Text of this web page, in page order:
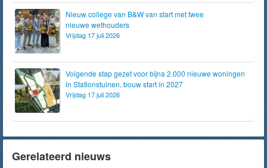
Nieuw college van B&W van start met twee
nieuwe wethouders
Vrijdag 17 juli 2026
Volgende stap gezet voor bijna 2.000 nieuwe woningen
in Stationstuinen, bouw start in 2027
Vrijdag 17 juli 2026
Gerelateerd nieuws